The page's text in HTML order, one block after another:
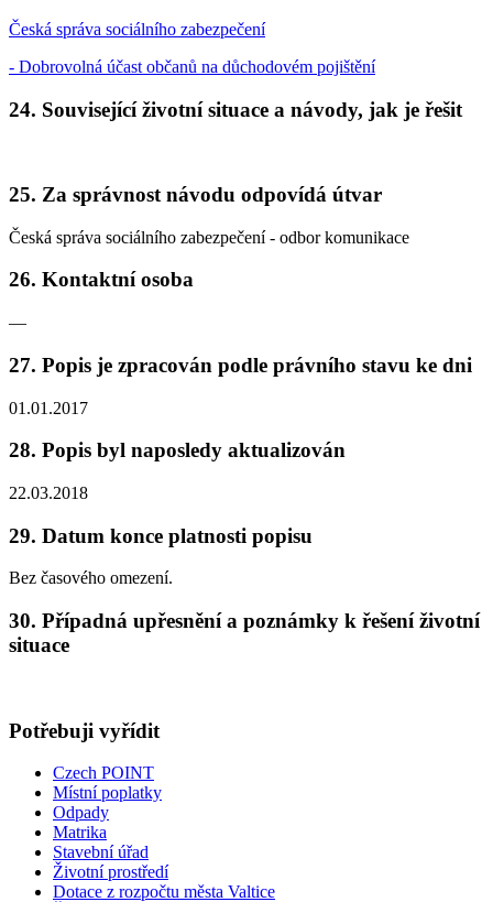
Česká správa sociálního zabezpečení
- Dobrovolná účast občanů na důchodovém pojištění
24. Související životní situace a návody, jak je řešit
25. Za správnost návodu odpovídá útvar
Česká správa sociálního zabezpečení - odbor komunikace
26. Kontaktní osoba
—
27. Popis je zpracován podle právního stavu ke dni
01.01.2017
28. Popis byl naposledy aktualizován
22.03.2018
29. Datum konce platnosti popisu
Bez časového omezení.
30. Případná upřesnění a poznámky k řešení životní
situace
Potřebuji vyřídit
Czech POINT
Místní poplatky
Odpady
Matrika
Stavební úřad
Životní prostředí
Dotace z rozpočtu města Valtice